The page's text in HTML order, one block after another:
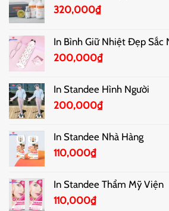
320,000₫
In Bình Giữ Nhiệt Đẹp Sắc
200,000₫
In Standee Hình Người
200,000₫
In Standee Nhà Hàng
110,000₫
In Standee Thẩm Mỹ Viện
110,000₫